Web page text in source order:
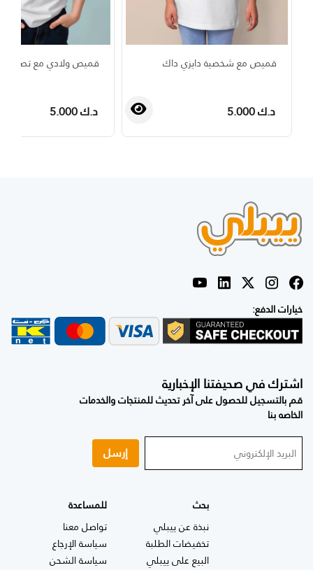
قميص مع شخصية دايزي داك
د.ك 5.000
قميص ولادي مع تصميم
د.ك 5.000
خيارات الدفع:
اشترك في صحيفتنا الإخبارية
قم بالتسجيل للحصول على آخر تحديث للمنتجات والخدمات
الخاصه بنا
إرسل
بحث
نبذة عن ييبلي
تخفيضات الطلبة
البيع على ييبلي
للمساعدة
تواصل معنا
سياسة الإرجاع
سياسة الشحن